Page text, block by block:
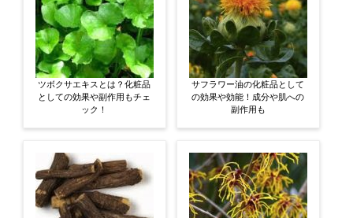
ツボクサエキスとは？化粧品
としての効果や副作用もチェ
ック！
サフラワー油の化粧品として
の効果や効能！成分や肌への
副作用も